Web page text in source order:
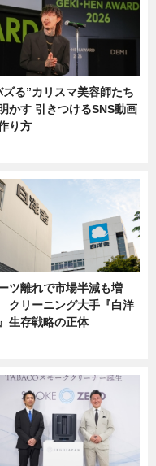
ズる”カリスマ美容師たち
かす 引きつけるSNS動画
り方
ツ離れで市場半減も増
リーニング大手『白洋
生存戦略の正体